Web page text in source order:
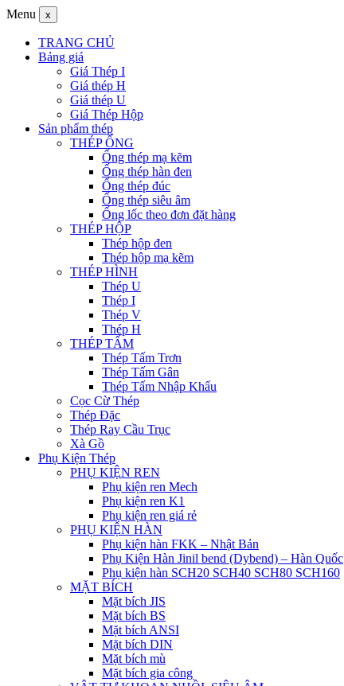
Menu x
TRANG CHỦ
Bảng giá
Giá Thép I
Giá thép H
Giá thép U
Giá Thép Hộp
Sản phẩm thép
THÉP ỐNG
Ống thép mạ kẽm
Ống thép hàn đen
Ống thép đúc
Ống thép siêu âm
Ống lốc theo đơn đặt hàng
THÉP HỘP
Thép hộp đen
Thép hộp mạ kẽm
THÉP HÌNH
Thép U
Thép I
Thép V
Thép H
THÉP TẤM
Thép Tấm Trơn
Thép Tấm Gân
Thép Tấm Nhập Khẩu
Cọc Cừ Thép
Thép Đặc
Thép Ray Cầu Trục
Xà Gồ
Phụ Kiện Thép
PHỤ KIỆN REN
Phụ kiện ren Mech
Phụ kiện ren K1
Phụ kiện ren giá rẻ
PHỤ KIỆN HÀN
Phụ kiện hàn FKK – Nhật Bản
Phụ Kiện Hàn Jinil bend (Dybend) – Hàn Quốc
Phụ kiện hàn SCH20 SCH40 SCH80 SCH160
MẶT BÍCH
Mặt bích JIS
Mặt bích BS
Mặt bích ANSI
Mặt bích DIN
Mặt bích mù
Mặt bích gia công